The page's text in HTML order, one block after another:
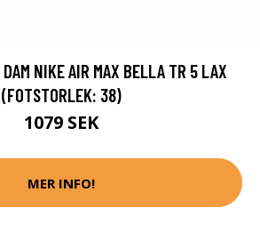
NIKE AIR MAX BELLA TR 5 LAX
(FOTSTORLEK: 38)
1079 SEK
MER INFO!